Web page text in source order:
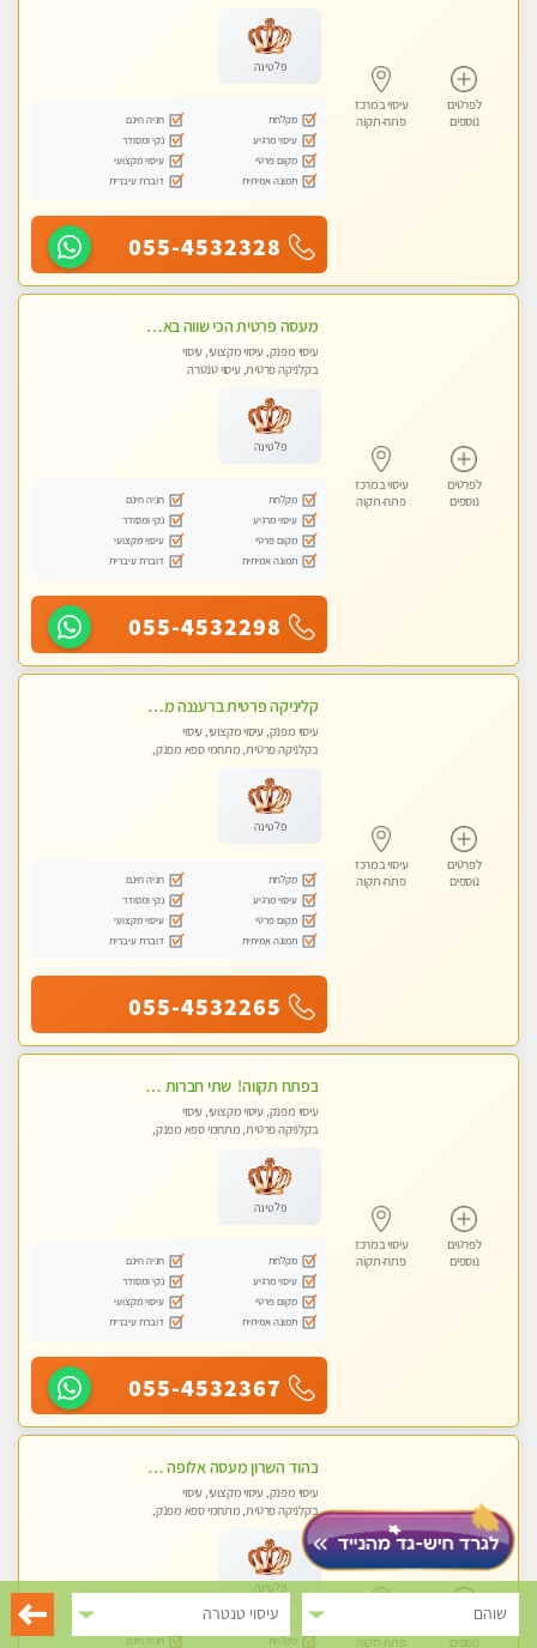
שוהם עיסוי טנטרה
לפרטים
נוספים
עיסוי במרכז
פתח-תקוה
פלטינה
מקלחת
חניה חינם
עיסוי מרגיע
נקי ומסודר
מקום פרטי
עיסוי מקצועי
תמונה אמיתית
דוברת עיברית
055-4532328
לפרטים
נוספים
עיסוי במרכז
פתח-תקוה
מעסה פרטית הכי שווה באזור המרכז!!!
עיסוי מפנק, עיסוי מקצועי, עיסוי
בקלניקה פרטית, עיסוי טנטרה
פלטינה
מקלחת
חניה חינם
עיסוי מרגיע
נקי ומסודר
מקום פרטי
עיסוי מקצועי
תמונה אמיתית
דוברת עיברית
055-4532298
לפרטים
נוספים
עיסוי במרכז
פתח-תקוה
קליניקה פרטית ברעננה מעסה איכותית לעיסוי מקצועי ומפנק לכל שרירי הגוף...
עיסוי מפנק, עיסוי מקצועי, עיסוי
בקלניקה פרטית, מתחמי ספא מפנק,
פלטינה
מקלחת
חניה חינם
עיסוי מרגיע
נקי ומסודר
מקום פרטי
עיסוי מקצועי
תמונה אמיתית
דוברת עיברית
055-4532265
לפרטים
נוספים
עיסוי במרכז
פתח-תקוה
‏בפתח תקווה! ‏ שתי חברות יפיפיות ‏לעיסוי מקצועי י ודיסקרטי מכבדים כרטיסי אשראי !! ללא מין 03-728-36-36
עיסוי מפנק, עיסוי מקצועי, עיסוי
בקלניקה פרטית, מתחמי ספא מפנק,
פלטינה
מקלחת
חניה חינם
עיסוי מרגיע
נקי ומסודר
מקום פרטי
עיסוי מקצועי
תמונה אמיתית
דוברת עיברית
055-4532367
נוספים
פתח-תקוה
בהוד השרון מעסה אלופה כל סוגי העיסויים מעסה מקצועית ואיכותית פרטי!!!
עיסוי מפנק, עיסוי מקצועי, עיסוי
בקלניקה פרטית, מתחמי ספא מפנק,
עיסוי טנטרה
פלטינה
מקלחת חניה חינם